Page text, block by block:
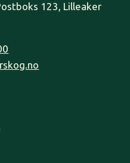
123, Lilleaker